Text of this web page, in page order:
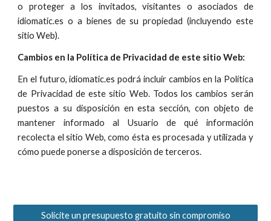
o proteger a los invitados, visitantes o asociados de
idiomatic.es o a bienes de su propiedad (incluyendo este
sitio Web).
Cambios en la Política de Privacidad de este sitio Web:
En el futuro, idiomatic.es podrá incluir cambios en la Política
de Privacidad de este sitio Web. Todos los cambios serán
puestos a su disposición en esta sección, con objeto de
mantener informado al Usuario de qué información
recolecta el sitio Web, como ésta es procesada y utilizada y
cómo puede ponerse a disposición de terceros.
Solicite un presupuesto gratuito sin compromiso